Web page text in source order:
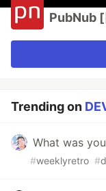
PubNub
Trending on
What was
#weeklyretro #